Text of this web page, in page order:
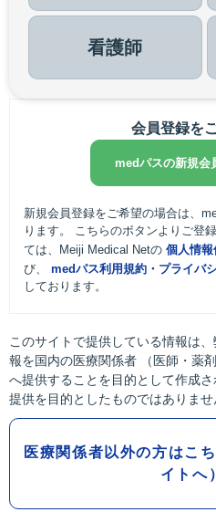
看護師
会員登録を
medパスの新規会
新規会員登録をご希望の場合は、
ります。 こちらのボタンよりご登
ては、Meiji Medical Netの 個人情
び、 medパス利用規約・プライバ
しております。
このサイトで提供している情報は
報を国内の医療関係者 （医師・薬
へ提供することを目的として作成
提供を目的としたものではありませ
医療関係者以外の方はこ
イトへ）